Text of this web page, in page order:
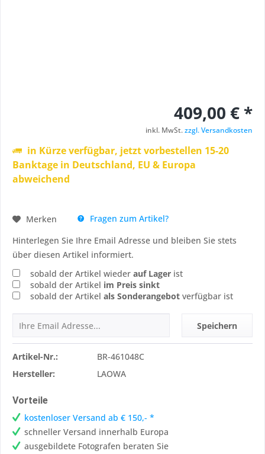
409,00 € *
inkl. MwSt.zzgl. Versandkosten
in Kürze verfügbar, jetzt vorbestellen 15-20
Banktage in Deutschland, EU & Europa
abweichend
Merken
Fragen zum Artikel?
Hinterlegen Sie Ihre Email Adresse und bleiben Sie stets
über diesen Artikel informiert.
sobald der Artikel wieder auf Lager ist
sobald der Artikel im Preis sinkt
sobald der Artikel als Sonderangebot verfügbar ist
Speichern
Artikel-Nr.:
BR-461048C
Hersteller:
LAOWA
Vorteile
kostenloser Versand ab € 150,- *
schneller Versand innerhalb Europa
ausgebildete Fotografen beraten Sie